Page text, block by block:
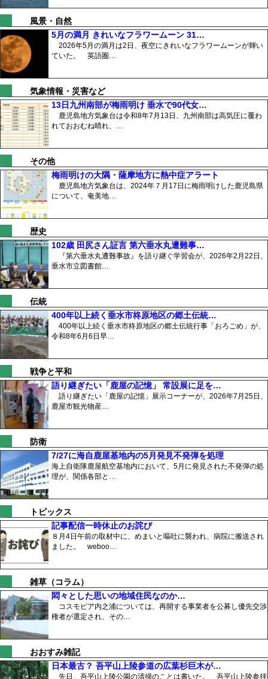
風景・自然
5月の満月 きれいなフラワームーン 31…
2026年5月の満月は2日、夜空にきれいなフラワームーンが輝い
ていた。 英語圏…
気象情報・災害など
13日九州南部が梅雨明け 垂水で90代女…
鹿児島地方気象台は令和8年7月13日、九州南部は高気圧に覆わ
れておおむね晴れ、…
その他
梅雨明けの大隅・薩摩地方に熱中症アラート
鹿児島地方気象台は、2024年７月17日に梅雨明けした鹿児島県
について、奄美地…
歴史
102歳 田尻さん証言 第六垂水丸遭難事…
『第六垂水丸遭難事故』を語り継ぐ学習会が、2026年2月22日、
垂水市立図書館…
伝統
400年以上続く垂水市柊原地区の郷土伝統…
400年以上続く垂水市柊原地区の郷土伝統行事「おろごめ」が、
令和8年6月6日早…
戦争と平和
語り継ぎたい「鹿屋の記憶」 常設展に足を…
語り継ぎたい「鹿屋の記憶」展示コーナーが、2026年7月25日、
鹿屋市観光物産…
防衛
7/27に海自鹿屋基地内の5月発見不発弾を処理
海上自衛隊鹿屋航空基地内において、5月に発見された不発弾の処
理が、関係各部と…
トピックス
記事配信一時休止のお詫び
８月4日午前の取材中に、めまいと嘔吐に襲われ、病院に搬送され
ました。 weboo…
雑草（コラム）
悶々とした思いの地域住民なのか…
コスモピア内之浦については、再開する事業者を公募し優先交渉
権者が選定され、その…
おおすみ雑記
日本最古？ 吾平山上陵参道の広葉杉巨木が…
先日、吾平山上陵公園の清掃のことは書いた。 吾平山上陵参拝